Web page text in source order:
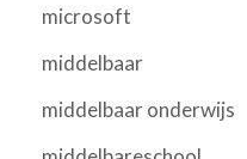
microsoft
middelbaar
middelbaar onderwijs